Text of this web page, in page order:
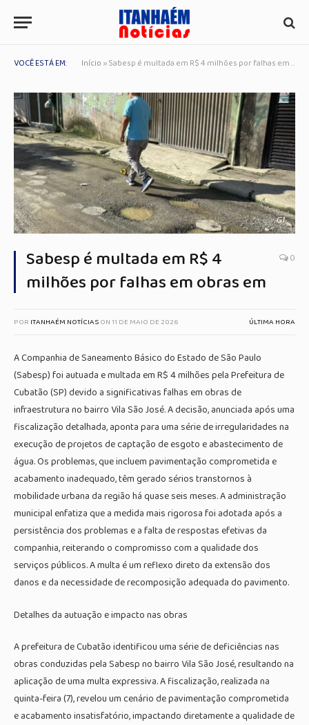
VOCÊ ESTÁ EM: Início »Sabesp é multada em R$ 4 milhões por falhas em obras em
G1
Sabesp é multada em R$ 4
milhões por falhas em obras em
0
POR ITANHAÉM NOTÍCIASON11 DE MAIO DE 2026 ÚLTIMA HORA
A Companhia de Saneamento Básico do Estado de São Paulo
(Sabesp) foi autuada e multada em R$ 4 milhões pela Prefeitura de
Cubatão (SP) devido a significativas falhas em obras de
infraestrutura no bairro Vila São José. A decisão, anunciada após uma
fiscalização detalhada, aponta para uma série de irregularidades na
execução de projetos de captação de esgoto e abastecimento de
água. Os problemas, que incluem pavimentação comprometida e
acabamento inadequado, têm gerado sérios transtornos à
mobilidade urbana da região há quase seis meses. A administração
municipal enfatiza que a medida mais rigorosa foi adotada após a
persistência dos problemas e a falta de respostas efetivas da
companhia, reiterando o compromisso com a qualidade dos
serviços públicos. A multa é um reflexo direto da extensão dos
danos e da necessidade de recomposição adequada do pavimento.
Detalhes da autuação e impacto nas obras
A prefeitura de Cubatão identificou uma série de deficiências nas
obras conduzidas pela Sabesp no bairro Vila São José, resultando na
aplicação de uma multa expressiva. A fiscalização, realizada na
quinta-feira (7), revelou um cenário de pavimentação comprometida
e acabamento insatisfatório, impactando diretamente a qualidade de